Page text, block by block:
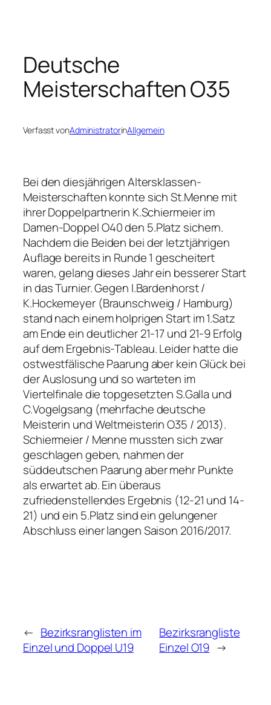
springen
Deutsche
Meisterschaften O35
Verfasst vonAdministratorinAllgemein
Bei den diesjährigen Altersklassen-
Meisterschaften konnte sich St.Menne mit
ihrer Doppelpartnerin K.Schiermeier im
Damen-Doppel O40 den 5.Platz sichern.
Nachdem die Beiden bei der letztjährigen
Auflage bereits in Runde 1 gescheitert
waren, gelang dieses Jahr ein besserer Start
in das Turnier. Gegen I.Bardenhorst /
K.Hockemeyer (Braunschweig / Hamburg)
stand nach einem holprigen Start im 1.Satz
am Ende ein deutlicher 21-17 und 21-9 Erfolg
auf dem Ergebnis-Tableau. Leider hatte die
ostwestfälische Paarung aber kein Glück bei
der Auslosung und so warteten im
Viertelfinale die topgesetzten S.Galla und
C.Vogelgsang (mehrfache deutsche
Meisterin und Weltmeisterin O35 / 2013).
Schiermeier / Menne mussten sich zwar
geschlagen geben, nahmen der
süddeutschen Paarung aber mehr Punkte
als erwartet ab. Ein überaus
zufriedenstellendes Ergebnis (12-21 und 14-
21) und ein 5.Platz sind ein gelungener
Abschluss einer langen Saison 2016/2017.
← Bezirksranglisten im
Einzel und Doppel U19
Bezirksrangliste
Einzel O19 →